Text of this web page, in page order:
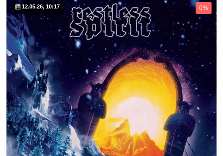
12.05.26, 10:17 0%